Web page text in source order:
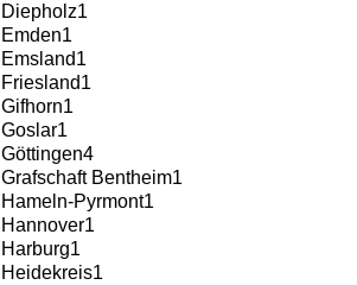
Diepholz1
Emden1
Emsland1
Friesland1
Gifhorn1
Goslar1
Göttingen4
Grafschaft Bentheim1
Hameln-Pyrmont1
Hannover1
Harburg1
Heidekreis1